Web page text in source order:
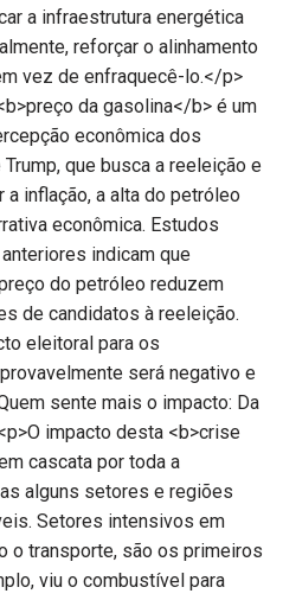
a infraestrutura energética
reforçar o alinhamento
vez de enfraquecê-lo.</p>
da gasolina</b> é um
econômica dos
que busca a reeleição e
inflação, a alta do petróleo
econômica. Estudos
indicam que
do petróleo reduzem
de candidatos à reeleição.
eleitoral para os
será negativo e
sente mais o impacto: Da
impacto desta <b>crise
cascata por toda a
alguns setores e regiões
Setores intensivos em
o transporte, são os primeiros
viu o combustível para